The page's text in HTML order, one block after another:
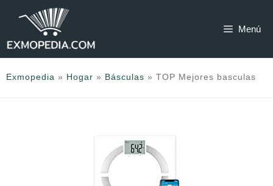
Menú
Exmopedia » Hogar » Básculas » TOP Mejores basculas